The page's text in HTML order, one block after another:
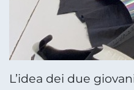
L’idea dei due